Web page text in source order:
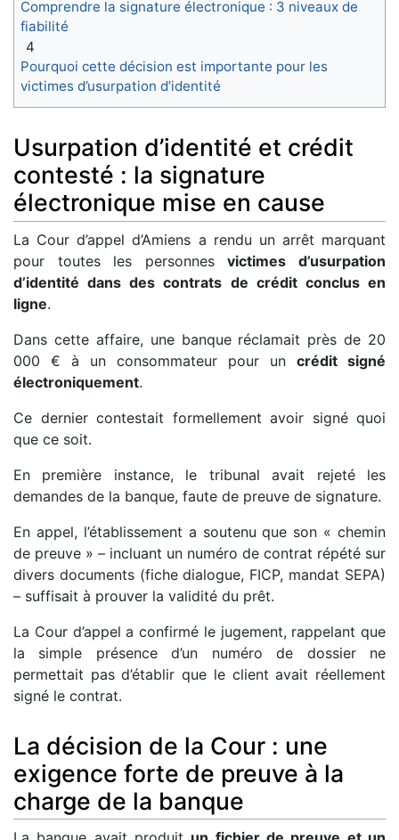
Comprendre la signature électronique : 3 niveaux de
fiabilité
4
Pourquoi cette décision est importante pour les
victimes d’usurpation d’identité
Usurpation d’identité et crédit
contesté : la signature
électronique mise en cause
La Cour d’appel d’Amiens a rendu un arrêt marquant
pour toutes les personnesvictimes d’usurpation
d’identité dans des contrats de crédit conclus en
ligne.
Dans cette affaire, une banque réclamait près de 20
000 € à un consommateur pour un crédit signé
électroniquement.
Ce dernier contestait formellement avoir signé quoi
que ce soit.
En première instance, le tribunal avait rejeté les
demandes de la banque, faute de preuve de signature.
En appel, l’établissement a soutenu que son « chemin
de preuve » – incluant un numéro de contrat répété sur
divers documents (fiche dialogue, FICP, mandat SEPA)
– suffisait à prouver la validité du prêt.
La Cour d’appel a confirmé le jugement, rappelant que
la simple présence d’un numéro de dossier ne
permettait pas d’établir que le client avait réellement
signé le contrat.
La décision de la Cour : une
exigence forte de preuve à la
charge de la banque